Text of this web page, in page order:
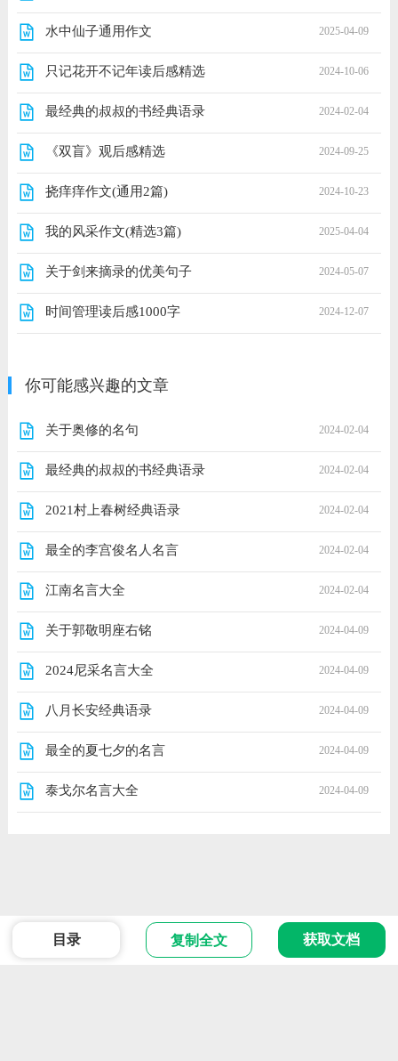
水中仙子通用作文 2025-04-09
只记花开不记年读后感精选 2024-10-06
最经典的叔叔的书经典语录 2024-02-04
《双盲》观后感精选 2024-09-25
挠痒痒作文(通用2篇) 2024-10-23
我的风采作文(精选3篇) 2025-04-04
关于剑来摘录的优美句子 2024-05-07
时间管理读后感1000字 2024-12-07
你可能感兴趣的文章
关于奥修的名句 2024-02-04
最经典的叔叔的书经典语录 2024-02-04
2021村上春树经典语录 2024-02-04
最全的李宫俊名人名言 2024-02-04
江南名言大全 2024-02-04
关于郭敬明座右铭 2024-04-09
2024尼采名言大全 2024-04-09
八月长安经典语录 2024-04-09
最全的夏七夕的名言 2024-04-09
泰戈尔名言大全 2024-04-09
目录 复制全文 获取文档